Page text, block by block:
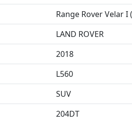
Range Rover Velar
LAND ROVER
2018
L560
SUV
204DT